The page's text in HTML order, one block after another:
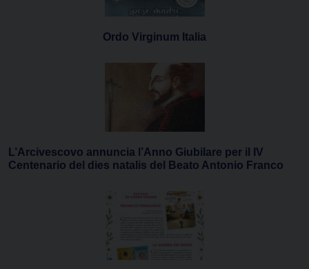
Ordo Virginum Italia
L’Arcivescovo annuncia l’Anno Giubilare per il IV
Centenario del dies natalis del Beato Antonio Franco